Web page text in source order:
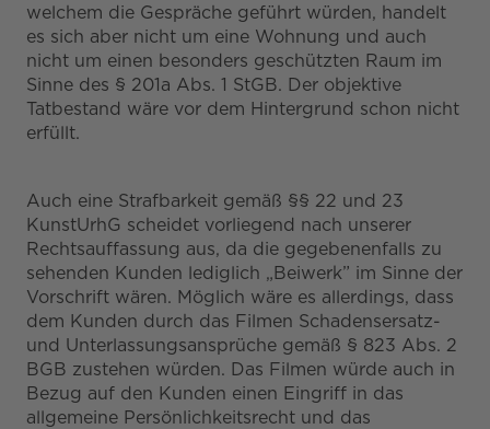
welchem die Gespräche geführt würden, handelt
es sich aber nicht um eine Wohnung und auch
nicht um einen besonders geschützten Raum im
Sinne des § 201a Abs. 1 StGB. Der objektive
Tatbestand wäre vor dem Hintergrund schon nicht
erfüllt.
Auch eine Strafbarkeit gemäß §§ 22 und 23
KunstUrhG scheidet vorliegend nach unserer
Rechtsauffassung aus, da die gegebenenfalls zu
sehenden Kunden lediglich „Beiwerk” im Sinne der
Vorschrift wären. Möglich wäre es allerdings, dass
dem Kunden durch das Filmen Schadensersatz-
und Unterlassungsansprüche gemäß § 823 Abs. 2
BGB zustehen würden. Das Filmen würde auch in
Bezug auf den Kunden einen Eingriff in das
allgemeine Persönlichkeitsrecht und das